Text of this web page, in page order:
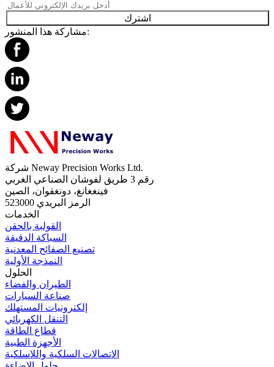
اشترك
مشاركة هذا المنشور:
شركة Neway Precision Works Ltd.
رقم 3 طريق لفوشان الصناعي الغربي
فينغغانغ، دونغقوان، الصين
الرمز البريدي 523000
الخدمات
القولبة بالحقن
السباكة الدقيقة
تصنيع الصفائح المعدنية
النمذجة الأولية
الحلول
الطيران والفضاء
صناعة السيارات
إلكترونيات المستهلك
التنقل الكهربائي
قطاع الطاقة
الأجهزة الطبية
الاتصالات السلكية واللاسلكية